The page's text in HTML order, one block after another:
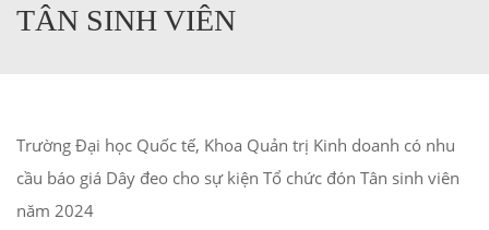
TÂN SINH VIÊN
Trường Đại học Quốc tế, Khoa Quản trị Kinh doanh có nhu
cầu báo giá Dây đeo cho sự kiện Tổ chức đón Tân sinh viên
năm 2024